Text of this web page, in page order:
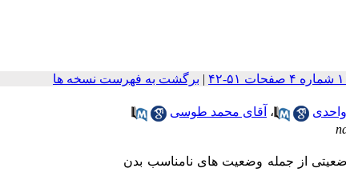
| برگشت به فهرست نسخه ها
، آقای محمد طوسی
از جمله وضعیت های نامناسب بدن